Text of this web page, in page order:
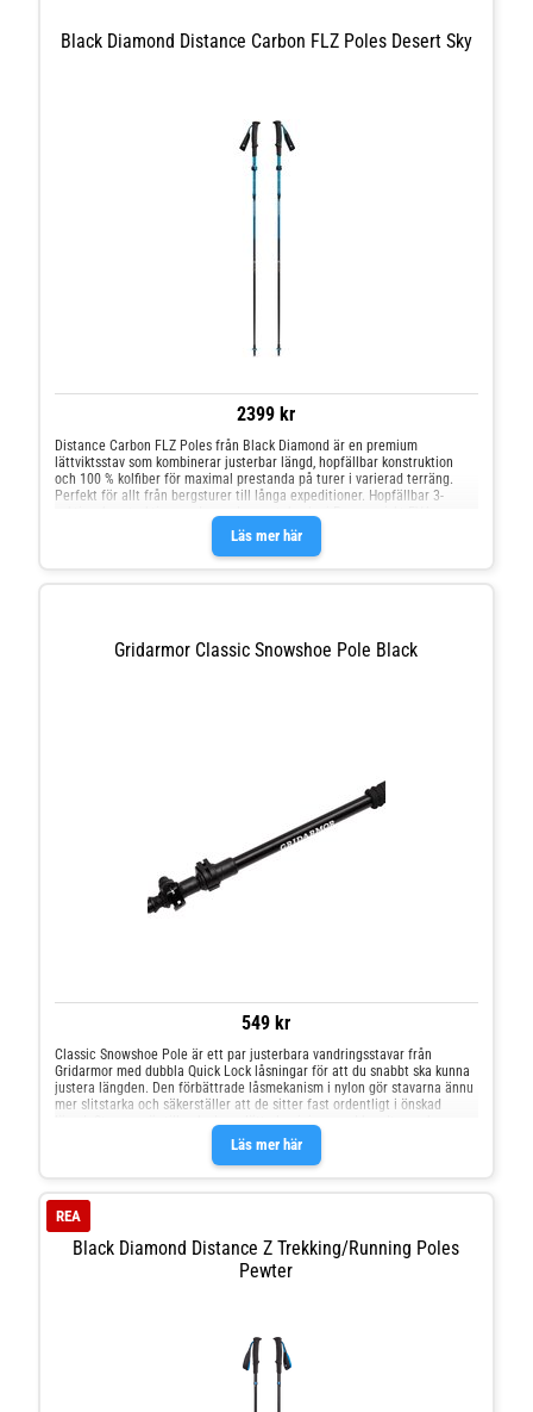
Black Diamond Distance Carbon FLZ Poles Desert Sky
2399 kr
Läs mer här
Distance Carbon FLZ Poles från Black Diamond är en premium
lättviktsstav som kombinerar justerbar längd, hopfällbar konstruktion
och 100 % kolfiber för maximal prestanda på turer i varierad terräng.
Perfekt för allt från bergsturer till långa expeditioner. Hopfällbar 3-
sektionskonstruktion med speed-cone teknologi Ergonomiskt EVA-
handtag Andningsbar och fukttransporterande rem t Optimal leddstöd
och styvhet Utbytbara spetsar – Kompatibel med både karbid- och
gummispetsar (båda ingår) Avtagbara lågprofilerade trissor för
Gridarmor Classic Snowshoe Pole Black
549 kr
Läs mer här
Classic Snowshoe Pole är ett par justerbara vandringsstavar från
Gridarmor med dubbla Quick Lock låsningar för att du snabbt ska kunna
justera längden. Den förbättrade låsmekanism i nylon gör stavarna ännu
mer slitstarka och säkerställer att de sitter fast ordentligt i önskad
längd. Stavarna är tillverkade av lätt aluminium med handtag och
handledsrem i EVA skum för ett bekvämt och säkert grepp under långa
vandringar i ojämn terräng. Tips! Glöm inte att skruva åt
justeringsskruven ordentligt för att säkerställa att stavarna håller sig i
Handledsrem Spets: stål med hög kolhalt Skydd till spetsen ingår Trugor
ingår
Black Diamond Distance Z Trekking/Running Poles
Pewter
REA